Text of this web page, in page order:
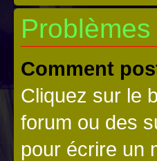
Comment
Cliquez sur le
forum ou des
pour écrire un